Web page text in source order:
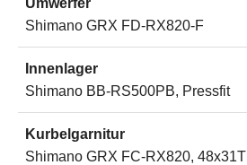
Shimano GRX FD-RX820-F
Innenlager
Shimano BB-RS500PB, Pressfit
Kurbelgarnitur
Shimano GRX FC-RX820, 48x31T